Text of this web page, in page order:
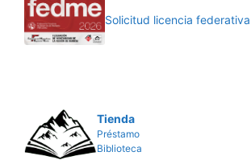
Solicitud licencia
Tienda
Préstamo
Biblioteca